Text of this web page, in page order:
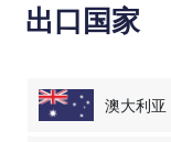
出口国家
澳大利亚